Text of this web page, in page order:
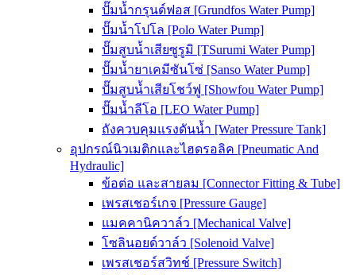
ปั๊มน้ำกรุนด์ฟอส [Grundfos Water Pump]
ปั๊มน้ำโปโล [Polo Water Pump]
ปั๊มสูบน้ำเสียซูรูมิ [TSurumi Water Pump]
ปั๊มน้ำยาเคมีซันโซ่ [Sanso Water Pump]
ปั๊มสูบน้ำเสียโชว์ฟู [Showfou Water Pump]
ปั๊มน้ำลีโอ [LEO Water Pump]
ถังควบคุมแรงดันน้ำ [Water Pressure Tank]
อุปกรณ์นิวเมติกและไฮดรอลิค [Pneumatic And
Hydraulic]
ข้อต่อ และสายลม [Connector Fitting & Tube]
เพรสเชอร์เกจ [Pressure Gauge]
แมคคานิควาล์ว [Mechanical Valve]
โซลินอยด์วาล์ว [Solenoid Valve]
เพรสเชอร์สวิทช์ [Pressure Switch]